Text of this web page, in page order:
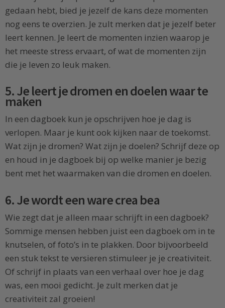
gedaan hebt, bied je jezelf de kans deze momenten
nog eens te overzien. Je zult merken dat je jezelf beter
leert kennen. Je leert de momenten inzien waarop je
het meeste stress ervaart, of wat de momenten zijn
die je leven zo leuk maken.
5. Je leert je dromen en doelen waar te
maken
In een dagboek kun je opschrijven hoe je dag is
verlopen. Maar je kunt ook kijken naar de toekomst.
Wat zijn je dromen? Wat zijn je doelen? Schrijf deze op
en houd in je dagboek bij op welke manier je bezig
bent met het waarmaken van die dromen en doelen.
6. Je wordt een ware crea bea
Wie zegt dat je alleen maar schrijft in een dagboek?
Sommige mensen hebben juist een dagboek om in te
knutselen, of foto’s in te plakken. Door bijvoorbeeld
een stuk tekst te versieren stimuleer je je creativiteit.
Of schrijf in plaats van een verhaal over hoe je dag
was, een mooi gedicht. Je zult merken dat je
creativiteit zal groeien!